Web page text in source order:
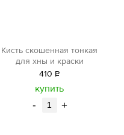
Кисть скошенная тонкая
для хны и краски
410 Р
уб.
купить
- +